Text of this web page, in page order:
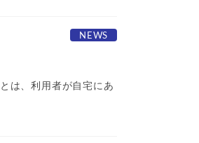
NEWS
は、利用者が自宅にあ